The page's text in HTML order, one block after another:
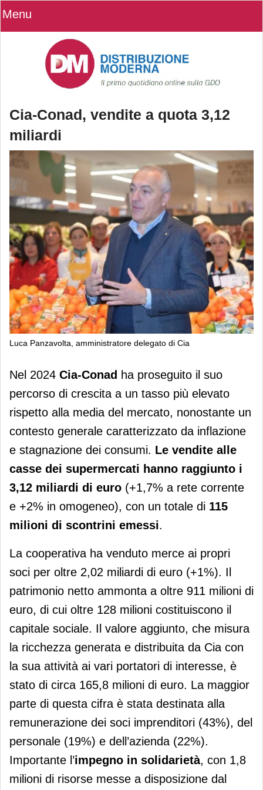
Menu
Cia-Conad, vendite a quota 3,12
miliardi
Luca Panzavolta, amministratore delegato di Cia
Cia-Conad, vendite a quota 3,12
miliardi
Nel 2024 Cia-Conad ha proseguito il suo
percorso di crescita a un tasso più elevato
rispetto alla media del mercato, nonostante un
contesto generale caratterizzato da inflazione
e stagnazione dei consumi. Le vendite alle
casse dei supermercati hanno raggiunto i
3,12 miliardi di euro (+1,7% a rete corrente
e +2% in omogeneo), con un totale di 115
milioni di scontrini emessi.
La cooperativa ha venduto merce ai propri
soci per oltre 2,02 miliardi di euro (+1%). Il
patrimonio netto ammonta a oltre 911 milioni di
euro, di cui oltre 128 milioni costituiscono il
capitale sociale. Il valore aggiunto, che misura
la ricchezza generata e distribuita da Cia con
la sua attività ai vari portatori di interesse, è
stato di circa 165,8 milioni di euro. La maggior
parte di questa cifra è stata destinata alla
remunerazione dei soci imprenditori (43%), del
personale (19%) e dell’azienda (22%).
Importante l’impegno in solidarietà, con 1,8
milioni di risorse messe a disposizione dal